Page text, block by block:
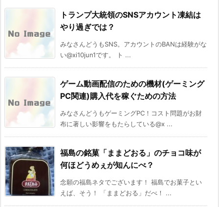
トランプ大統領のSNSアカウント凍結は
やり過ぎでは？
みなさんどうもSNS。アカウントのBANは経験がな
い@xi10jun1です。 ト ...
ゲーム動画配信のための機材(ゲーミング
PC関連)購入代を稼ぐための方法
みなさんどうもゲーミングPC！コスト問題がお財
布に著しい影響をもたらしている@x ...
福島の銘菓「ままどおる」のチョコ味が
何ほどうめぇが知んにべ？
念願の福島ネタでございます！ 福島でお菓子とい
えば、そう！ 「ままどおる」だべ！ ...